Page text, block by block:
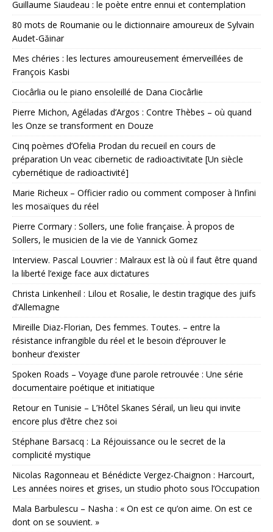
Guillaume Siaudeau : le poète entre ennui et contemplation
80 mots de Roumanie ou le dictionnaire amoureux de Sylvain
Audet-Găinar
Mes chéries : les lectures amoureusement émerveillées de
François Kasbi
Ciocârlia ou le piano ensoleillé de Dana Ciocârlie
Pierre Michon, Agéladas d’Argos : Contre Thèbes – où quand
les Onze se transforment en Douze
Cinq poèmes d’Ofelia Prodan du recueil en cours de
préparation Un veac cibernetic de radioactivitate [Un siècle
cybernétique de radioactivité]
Marie Richeux – Officier radio ou comment composer à l’infini
les mosaïques du réel
Pierre Cormary : Sollers, une folie française. À propos de
Sollers, le musicien de la vie de Yannick Gomez
Interview. Pascal Louvrier : Malraux est là où il faut être quand
la liberté l’exige face aux dictatures
Christa Linkenheil : Lilou et Rosalie, le destin tragique des juifs
d’Allemagne
Mireille Diaz-Florian, Des femmes. Toutes. – entre la
résistance infrangible du réel et le besoin d’éprouver le
bonheur d’exister
Spoken Roads – Voyage d’une parole retrouvée : Une série
documentaire poétique et initiatique
Retour en Tunisie – L’Hôtel Skanes Sérail, un lieu qui invite
encore plus d’être chez soi
Stéphane Barsacq : La Réjouissance ou le secret de la
complicité mystique
Nicolas Ragonneau et Bénédicte Vergez-Chaignon : Harcourt,
Les années noires et grises, un studio photo sous l’Occupation
Mala Barbulescu – Nasha : « On est ce qu’on aime. On est ce
dont on se souvient. »